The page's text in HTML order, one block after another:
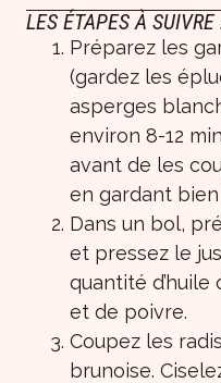
LES ÉTAPES À SUIVRE
Préparez les
(gardez les
asperges
environ 8-12
avant de les
en gardant
Dans un bol,
et pressez le
quantité d’huile
et de poivre.
Coupez les
brunoise.